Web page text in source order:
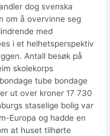
dog svenska
om å overvinne seg
med
i et helhetsperspektiv
Antall besøk på
skolekorps
tube bondage
ut over kroner 17 730
staselige bolig var
Europa og hadde en
at huset tilhørte